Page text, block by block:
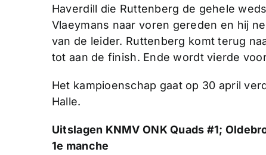
Haverdill die Ruttenberg de gehele
Vlaeymans naar voren gereden en hij
van de leider. Ruttenberg komt terug
tot aan de finish. Ende wordt vierde
Het kampioenschap gaat op 30 april
Halle.
Uitslagen KNMV ONK Quads #1;
1e manche